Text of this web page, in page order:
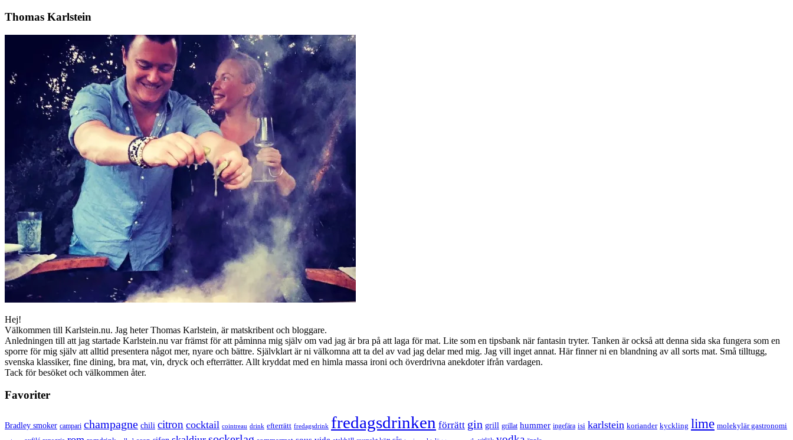
Thomas Karlstein
Hej!
Välkommen till Karlstein.nu. Jag heter Thomas Karlstein, är matskribent och bloggare.
Anledningen till att jag startade Karlstein.nu var främst för att påminna mig själv om vad jag är bra på att laga för mat. Lite som en tipsbank när fantasin tryter. Tanken är också att denna sida ska fungera som en
sporre för mig själv att alltid presentera något mer, nyare och bättre. Självklart är ni välkomna att ta del av vad jag delar med mig. Jag vill inget annat. Här finner ni en blandning av all sorts mat. Små tilltugg,
svenska klassiker, fine dining, bra mat, vin, dryck och efterrätter. Allt kryddat med en himla massa ironi och överdrivna anekdoter ifrån vardagen.
Tack för besöket och välkommen åter.
Favoriter
Bradley smoker campari champagne chili citron cocktail cointreau drink efterrätt fredagsdrink fredagsdrinken förrätt gin grill grillat hummer ingefära isi karlstein koriander kyckling lime molekylär gastronomi